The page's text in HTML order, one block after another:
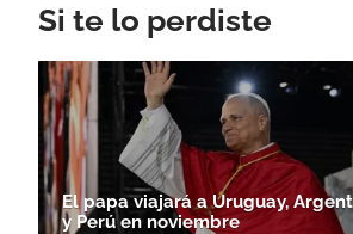
Si te lo perdiste
El papa viajará a Uruguay,
y Perú en noviembre